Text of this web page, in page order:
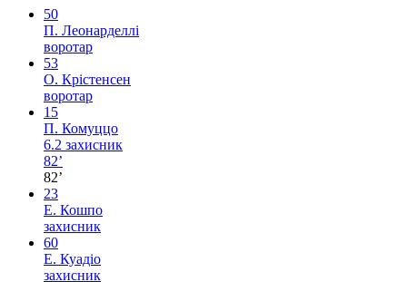
50
П. Леонарделлі
воротар
53
О. Крістенсен
воротар
15
П. Комуццо
6.2 захисник
82’
82’
23
Е. Кошпо
захисник
60
Е. Куадіо
захисник